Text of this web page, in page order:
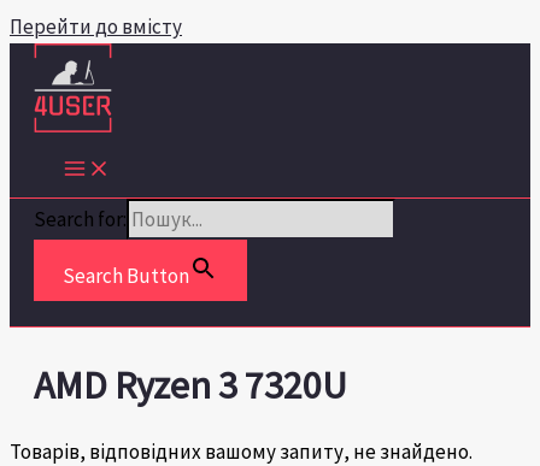
Перейти до вмісту
Search for:
Search Button
AMD Ryzen 3 7320U
Товарів, відповідних вашому запиту, не знайдено.